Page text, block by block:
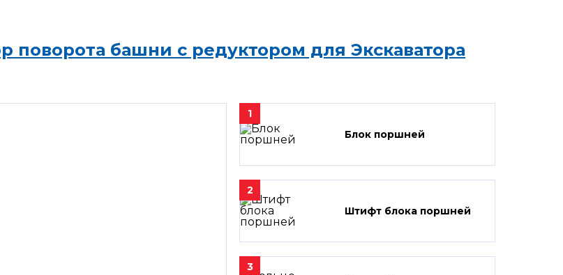
поворота башни с редуктором для Экскаватора
1
Блок поршней
2
Штифт блока поршней
3